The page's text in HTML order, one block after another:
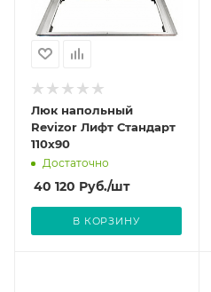
Люк напольный
Revizor Лифт Стандарт
110x90
Достаточно
40 120 Руб./шт
В КОРЗИНУ